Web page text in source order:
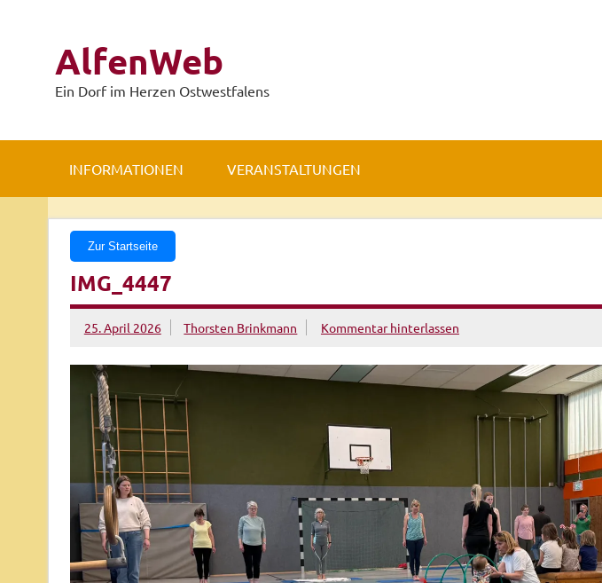
AlfenWeb
Ein Dorf im Herzen Ostwestfalens
INFORMATIONEN VERANSTALTUNGEN
Zur Startseite
IMG_4447
25. April 2026 Thorsten Brinkmann Kommentar hinterlassen